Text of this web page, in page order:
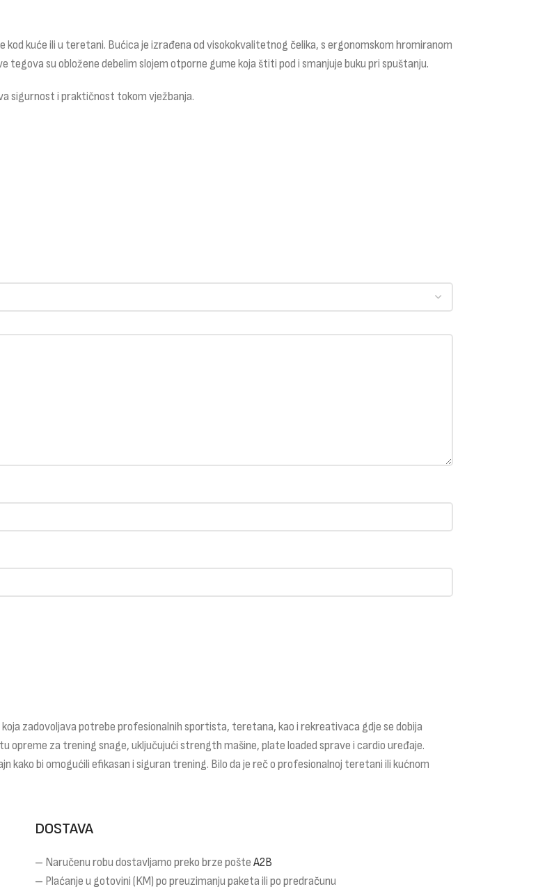
kuće ili u teretani. Bućica je izrađena od visokokvalitetnog čelika, s ergonomskom hromiranom
su obložene debelim slojem otporne gume koja štiti pod i smanjuje buku pri spuštanju.
sigurnost i praktičnost tokom vježbanja.
zadovoljava potrebe profesionalnih sportista, teretana, kao i rekreativaca gdje se dobija
opreme za trening snage, uključujući strength mašine, plate loaded sprave i cardio uređaje.
bi omogućili efikasan i siguran trening. Bilo da je reč o profesionalnoj teretani ili kućnom
DOSTAVA
– Naručenu robu dostavljamo preko brze pošte A2B
– Plaćanje u gotovini (KM) po preuzimanju paketa ili po predračunu